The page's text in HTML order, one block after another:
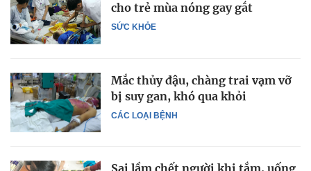
SỨC KHỎE
cho trẻ mùa nóng gay gắt
CÁC LOẠI BỆNH
Mắc thủy đậu, chàng trai vạm vỡ
bị suy gan, khó qua khỏi